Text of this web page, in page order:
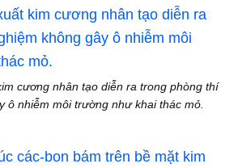
cương nhân tạo diễn ra trong phòng thí
ô nhiễm môi trường như khai thác mỏ.